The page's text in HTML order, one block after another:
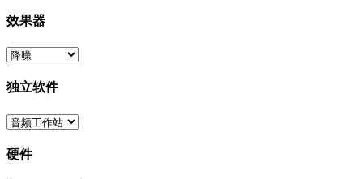
效果器
独立软件
硬件